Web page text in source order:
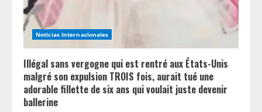
Noticias Internacionales
Illégal sans vergogne qui est rentré aux États-Unis
malgré son expulsion TROIS fois, aurait tué une
adorable fillette de six ans qui voulait juste devenir
ballerine